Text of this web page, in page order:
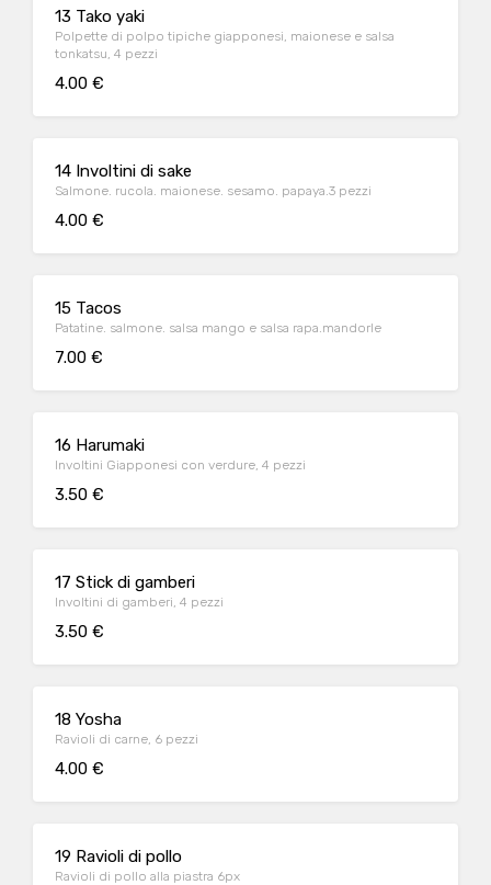
13 Tako yaki
Polpette di polpo tipiche giapponesi, maionese e salsa
tonkatsu, 4 pezzi
4.00 €
14 Involtini di sake
Salmone. rucola. maionese. sesamo. papaya.3 pezzi
4.00 €
15 Tacos
Patatine. salmone. salsa mango e salsa rapa.mandorle
7.00 €
16 Harumaki
Involtini Giapponesi con verdure, 4 pezzi
3.50 €
17 Stick di gamberi
Involtini di gamberi, 4 pezzi
3.50 €
18 Yosha
Ravioli di carne, 6 pezzi
4.00 €
19 Ravioli di pollo
Ravioli di pollo alla piastra 6px